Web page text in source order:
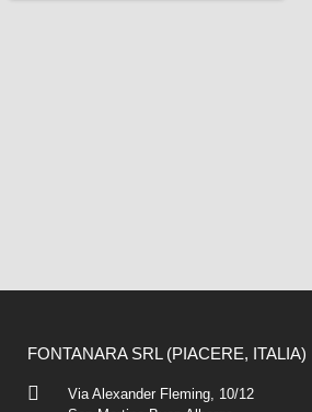
FONTANARA SRL (PIACERE, ITALIA)
Via Alexander Fleming, 10/12